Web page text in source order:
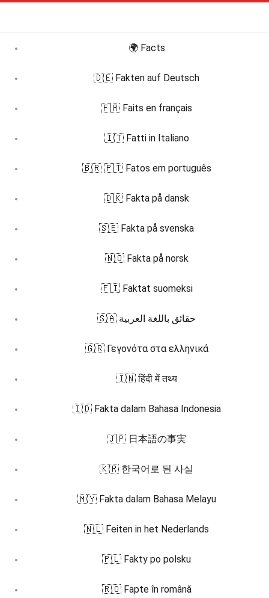
🌍 Facts
🇩🇪 Fakten auf Deutsch
🇫🇷 Faits en français
🇮🇹 Fatti in Italiano
🇧🇷 🇵🇹 Fatos em português
🇩🇰 Fakta på dansk
🇸🇪 Fakta på svenska
🇳🇴 Fakta på norsk
🇫🇮 Faktat suomeksi
🇸🇦 حقائق باللغة العربية
🇬🇷 Γεγονότα στα ελληνικά
🇮🇳 हिंदी में तथ्य
🇮🇩 Fakta dalam Bahasa Indonesia
🇯🇵 日本語の事実
🇰🇷 한국어로 된 사실
🇲🇾 Fakta dalam Bahasa Melayu
🇳🇱 Feiten in het Nederlands
🇵🇱 Fakty po polsku
🇷🇴 Fapte în română